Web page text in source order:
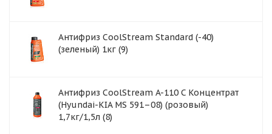
Антифриз CoolStream Standard (-40)
(зеленый) 1кг (9)
Антифриз CoolStream A-110 C Концентрат
(Hyundai-KIA MS 591–08) (розовый)
1,7кг/1,5л (8)